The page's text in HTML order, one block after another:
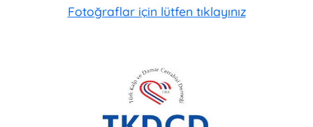
Fotoğraflar için lütfen tıklayınız